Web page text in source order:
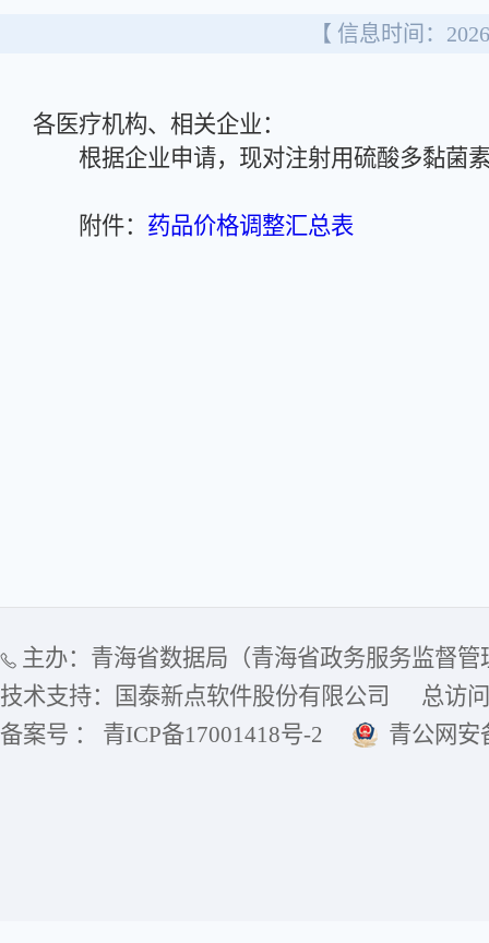
【 信息时间：
各医疗机构、相关企业：
根据企业申请，现对注射用硫酸多黏菌素
附件： 药品价格调整汇总表
主办：青海省数据局（青海省政务服务监督管
技术支持：国泰新点软件股份有限公司
总访
备案号 ： 青ICP备17001418号-2
青公网安